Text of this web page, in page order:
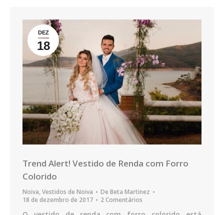
DEZ
18
Trend Alert! Vestido de Renda com Forro
Colorido
Noiva,Vestidos de Noiva De Beta Martinez
18 de dezembro de 2017
2 Comentários